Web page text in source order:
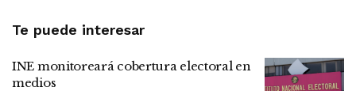
Te puede interesar
INE monitoreará cobertura electoral en
medios